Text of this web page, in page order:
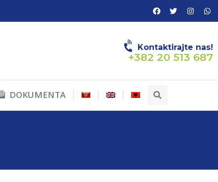
Kontaktirajte nas!
+382 20 513 687
DOKUMENTA